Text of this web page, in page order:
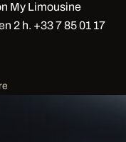
My Limousine
2 h. +33 7 85 01 17